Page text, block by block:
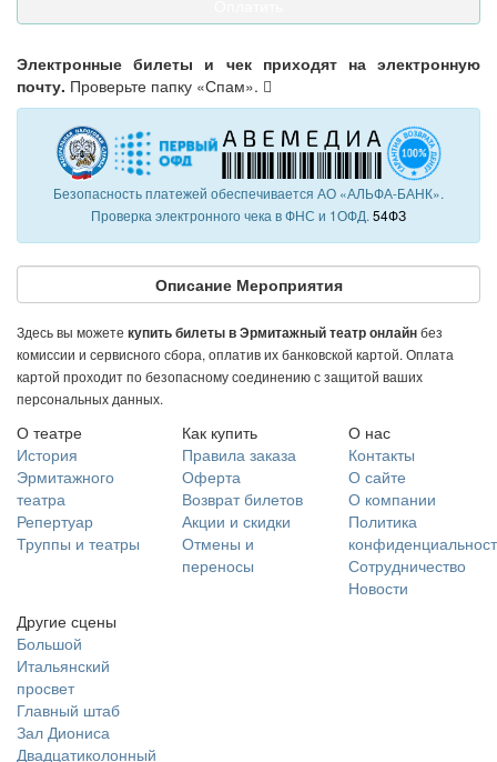
Электронные билеты и чек приходят на электронную
почту. Проверьте папку «Спам».
Безопасность платежей обеспечивается АО «АЛЬФА-БАНК».
Проверка электронного чека в ФНС и 1ОФД. 54ФЗ
Описание Мероприятия
Здесь вы можете купить билеты в Эрмитажный театр онлайнбез
комиссии и сервисного сбора, оплатив их банковской картой. Оплата
картой проходит по безопасному соединению с защитой ваших
персональных данных.
О театре
История
Эрмитажного
театра
Репертуар
Труппы и театры
Как купить
Правила заказа
Оферта
Возврат билетов
Акции и скидки
Отмены и
переносы
О нас
Контакты
О сайте
О компании
Политика
Сотрудничество
Новости
Другие сцены
Большой
Итальянский
просвет
Главный штаб
Зал Диониса
Двадцатиколонный